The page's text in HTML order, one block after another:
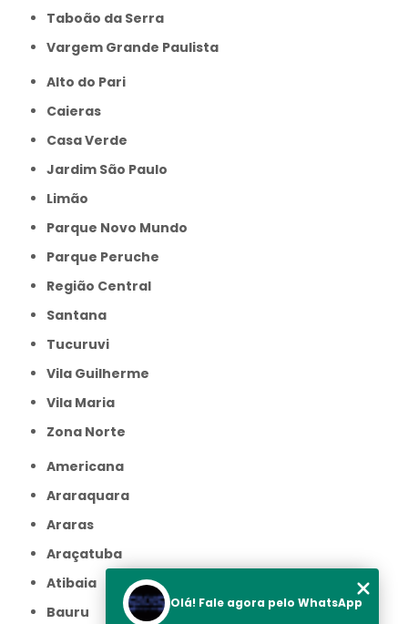
Taboão da Serra
Vargem Grande Paulista
Alto do Pari
Caieras
Casa Verde
Jardim São Paulo
Limão
Parque Novo Mundo
Parque Peruche
Região Central
Santana
Tucuruvi
Vila Guilherme
Vila Maria
Zona Norte
Americana
Araraquara
Araras
Araçatuba
Atibaia
Bauru
Olá! Fale agora pelo WhatsApp